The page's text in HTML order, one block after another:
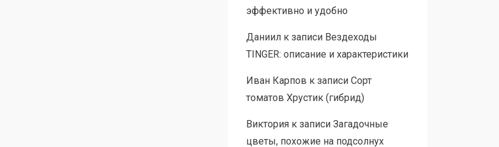
эффективно и удобно
Даниилк записи Вездеходы
TINGER: описание и характеристики
Иван Карпов к записи Сорт
томатов Хрустик (гибрид)
Викторияк записи Загадочные
цветы, похожие на подсолнух